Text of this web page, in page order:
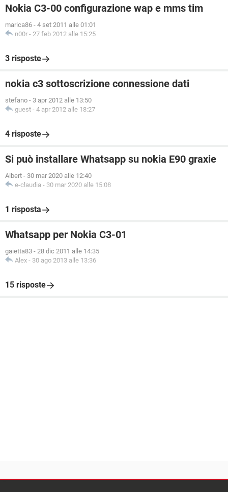
Nokia C3-00 configurazione wap e mms tim
marica86 - 4 set 2011 alle 01:01
n00r - 27 feb 2012 alle 15:25
3 risposte
nokia c3 sottoscrizione connessione dati
stefano - 3 apr 2012 alle 13:50
guest - 4 apr 2012 alle 18:27
4 risposte
Si può installare Whatsapp su nokia E90 graxie
Albert - 30 mar 2020 alle 12:40
e-claudia - 30 mar 2020 alle 15:08
1 risposta
Whatsapp per Nokia C3-01
gaietta83 - 28 dic 2011 alle 14:35
Alex - 30 ago 2013 alle 13:36
15 risposte